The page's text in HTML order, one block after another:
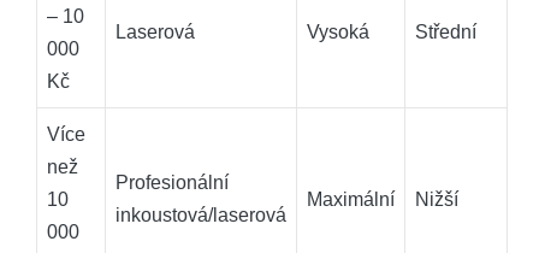
– 10
000
Kč
Laserová Vysoká Střední
Více
než
⁣10‍
000
Profesionální
inkoustová/laserová
Maximální Nižší